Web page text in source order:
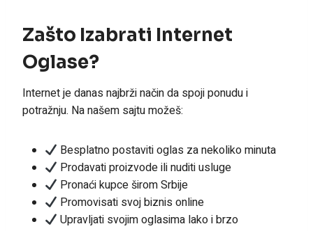
Zašto Izabrati Internet
Oglase?
Internet je danas najbrži način da spoji ponudu i
potražnju. Na našem sajtu možeš:
Besplatno postaviti oglas za nekoliko minuta
Prodavati proizvode ili nuditi usluge
Pronaći kupce širom Srbije
Promovisati svoj biznis online
Upravljati svojim oglasima lako i brzo